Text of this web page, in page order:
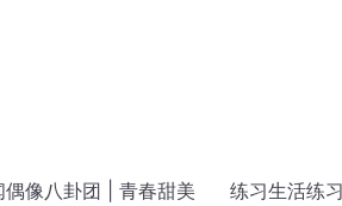
偶像八卦团 | 青春甜美
练习生活练